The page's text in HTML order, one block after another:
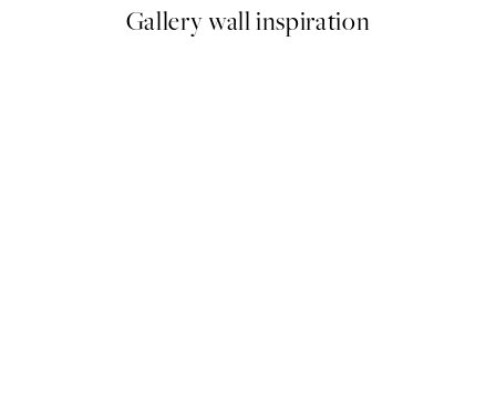
Gallery wall inspiration